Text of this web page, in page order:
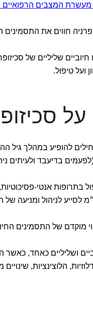
המצבים הרפואיים
חווים את התסמינים
שליליים של
ועל טיפול.
להופיע במהלך
בדיעבד ולעיתים
בתרופות אנטי-
לסייע לניהול ומניעה של
מוקדם של התסמינים
ושליליים כאחד,
הלוצינציות,